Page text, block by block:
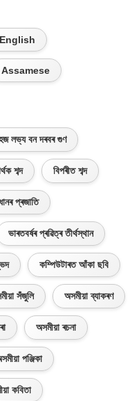
English
Assamese
লভ্য বন দৰবৰ গুণ
শব্দ বিপৰীত শব্দ
প্ৰজাতি
ভাৰতবৰ্ষৰ প্ৰৱিত্ৰ তীৰ্থস্থান
কম্পিউটাৰত আঁকা ছবি
সঁজুলি অসমীয়া ব্যাকৰণ
অসমীয়া ৰচনা
পঞ্জিকা
কবিতা